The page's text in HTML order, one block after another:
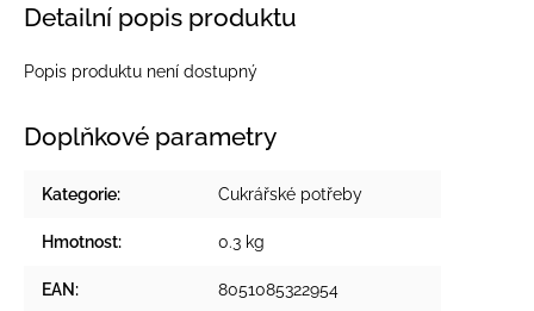
Detailní popis produktu
Popis produktu není dostupný
Doplňkové parametry
Kategorie: Cukrářské potřeby
Hmotnost: 0.3 kg
EAN: 8051085322954